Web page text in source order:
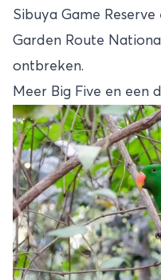
Sibuya Game
Garden Route
ontbreken.
Meer Big Five en een